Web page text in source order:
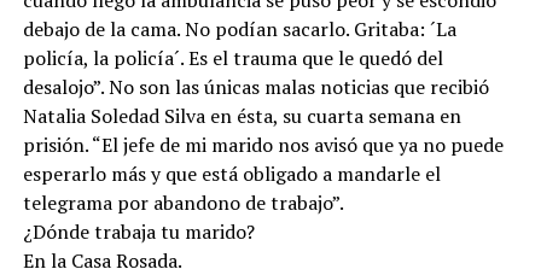
debajo de la cama. No podían sacarlo. Gritaba: ´La
policía, la policía´. Es el trauma que le quedó del
desalojo”. No son las únicas malas noticias que recibió
Natalia Soledad Silva en ésta, su cuarta semana en
prisión. “El jefe de mi marido nos avisó que ya no puede
esperarlo más y que está obligado a mandarle el
telegrama por abandono de trabajo”.
¿Dónde trabaja tu marido?
En la Casa Rosada.